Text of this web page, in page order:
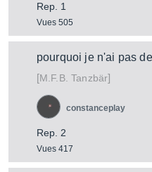
Rep. 1
Vues 505
pourquoi je n'ai pas
[M.F.B. Tanzbär]
Rep. 2
Vues 417
constanceplay